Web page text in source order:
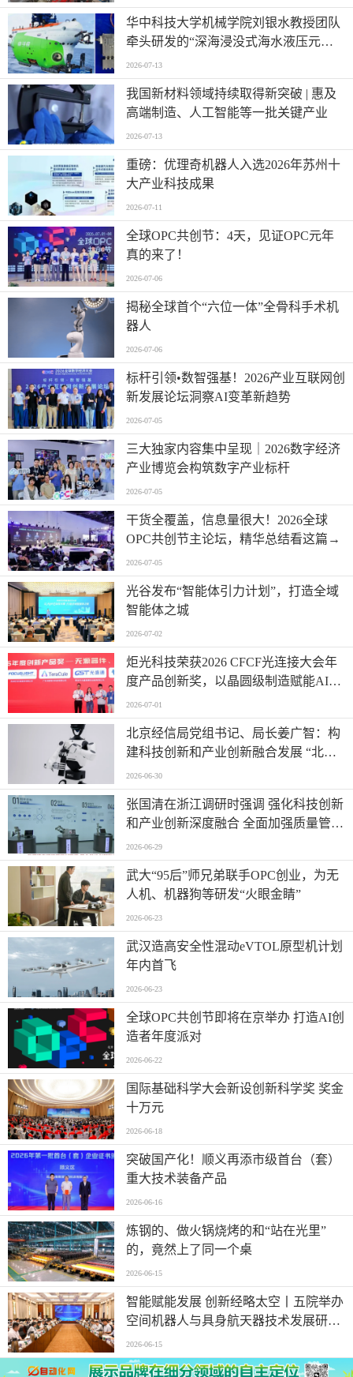
华中科技大学机械学院刘银水教授团队
牵头研发的“深海浸没式海水液压元件
关键技术及应用”荣获国家技术发明奖
二等奖
2026-07-13
我国新材料领域持续取得新突破 | 惠及
高端制造、人工智能等一批关键产业
2026-07-13
重磅：优理奇机器人入选2026年苏州十
大产业科技成果
2026-07-11
全球OPC共创节：4天，见证OPC元年
真的来了！
2026-07-06
揭秘全球首个“六位一体”全骨科手术机
器人
2026-07-06
标杆引领•数智强基！2026产业互联网创
新发展论坛洞察AI变革新趋势
2026-07-05
三大独家内容集中呈现｜2026数字经济
产业博览会构筑数字产业标杆
2026-07-05
干货全覆盖，信息量很大！2026全球
OPC共创节主论坛，精华总结看这篇→
2026-07-05
光谷发布“智能体引力计划”，打造全域
智能体之城
2026-07-02
炬光科技荣获2026 CFCF光连接大会年
度产品创新奖，以晶圆级制造赋能AI时
代高密度光互连
2026-07-01
北京经信局党组书记、局长姜广智：构
建科技创新和产业创新融合发展 “北京
模式” 为首都推进新型工业化注入强劲
动能
2026-06-30
张国清在浙江调研时强调 强化科技创新
和产业创新深度融合 全面加强质量管理
增加高质量供给
2026-06-29
武大“95后”师兄弟联手OPC创业，为无
人机、机器狗等研发“火眼金睛”
2026-06-23
武汉造高安全性混动eVTOL原型机计划
年内首飞
2026-06-23
全球OPC共创节即将在京举办 打造AI创
造者年度派对
2026-06-22
国际基础科学大会新设创新科学奖 奖金
十万元
2026-06-18
突破国产化！顺义再添市级首台（套）
重大技术装备产品
2026-06-16
炼钢的、做火锅烧烤的和“站在光里”
的，竟然上了同一个桌
2026-06-15
智能赋能发展 创新经略太空丨五院举办
空间机器人与具身航天器技术发展研讨
会
2026-06-15